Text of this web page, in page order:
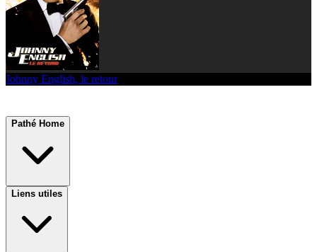
Johnny English, le retour
Pathé Home
Liens utiles